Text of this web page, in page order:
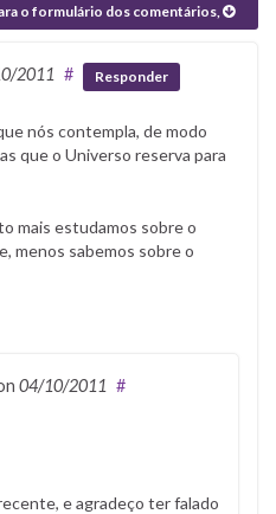
o formulário dos comentários,
2011 # Responder
nós contempla, de modo
que o Universo reserva para
mais estudamos sobre o
menos sabemos sobre o
04/10/2011 #
e agradeço ter falado